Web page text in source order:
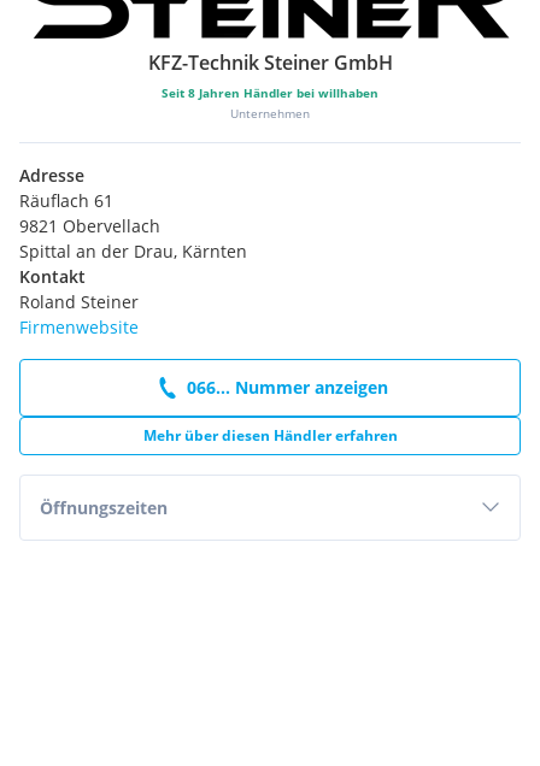
KFZ-Technik Steiner GmbH
Seit 8 Jahren Händler bei willhaben
Unternehmen
Adresse
Räuflach 61
9821 Obervellach
Spittal an der Drau, Kärnten
Kontakt
Roland Steiner
Firmenwebsite
066... Nummer anzeigen
Mehr über diesen Händler erfahren
Öffnungszeiten